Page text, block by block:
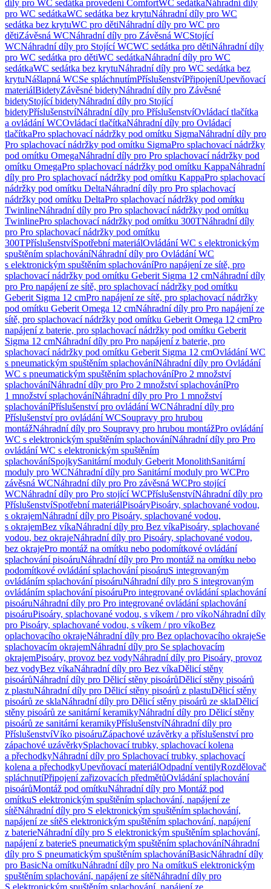
díly pro WC sedátka provedení ComfortWC sedátkaNáhradní díly
pro WC sedátkaWC sedátka bez krytuNáhradní díly pro WC
sedátka bez krytuWC pro dětiNáhradní díly pro WC pro
dětiZávěsná WCNáhradní díly pro Závěsná WCStojící
WCNáhradní díly pro Stojící WCWC sedátka pro dětiNáhradní díly
pro WC sedátka pro dětiWC sedátkaNáhradní díly pro WC
sedátkaWC sedátka bez krytuNáhradní díly pro WC sedátka bez
krytuNášlapná WCSe spláchnutímPříslušenstvíPřipojeníUpevňovací
materiálBidetyZávěsné bidetyNáhradní díly pro Závěsné
bidetyStojící bidetyNáhradní díly pro Stojící
bidetyPříslušenstvíNáhradní díly pro PříslušenstvíOvládací tlačítka
a ovládání WCOvládací tlačítkaNáhradní díly pro Ovládací
tlačítkaPro splachovací nádržky pod omítku SigmaNáhradní díly pro
Pro splachovací nádržky pod omítku SigmaPro splachovací nádržky
pod omítku OmegaNáhradní díly pro Pro splachovací nádržky pod
omítku OmegaPro splachovací nádržky pod omítku KappaNáhradní
díly pro Pro splachovací nádržky pod omítku KappaPro splachovací
nádržky pod omítku DeltaNáhradní díly pro Pro splachovací
nádržky pod omítku DeltaPro splachovací nádržky pod omítku
TwinlineNáhradní díly pro Pro splachovací nádržky pod omítku
TwinlinePro splachovací nádržky pod omítku 300TNáhradní díly
pro Pro splachovací nádržky pod omítku
300TPříslušenstvíSpotřební materiálOvládání WC s elektronickým
spuštěním splachováníNáhradní díly pro Ovládání WC
s elektronickým spuštěním splachováníPro napájení ze sítě, pro
splachovací nádržky pod omítku Geberit Sigma 12 cmNáhradní díly
pro Pro napájení ze sítě, pro splachovací nádržky pod omítku
Geberit Sigma 12 cmPro napájení ze sítě, pro splachovací nádržky
pod omítku Geberit Omega 12 cmNáhradní díly pro Pro napájení ze
sítě, pro splachovací nádržky pod omítku Geberit Omega 12 cmPro
napájení z baterie, pro splachovací nádržky pod omítku Geberit
Sigma 12 cmNáhradní díly pro Pro napájení z baterie, pro
splachovací nádržky pod omítku Geberit Sigma 12 cmOvládání WC
s pneumatickým spuštěním splachováníNáhradní díly pro Ovládání
WC s pneumatickým spuštěním splachováníPro 2 množství
splachováníNáhradní díly pro Pro 2 množství splachováníPro
1 množství splachováníNáhradní díly pro Pro 1 množství
splachováníPříslušenství pro ovládání WCNáhradní díly pro
Příslušenství pro ovládání WCSoupravy pro hrubou
montážNáhradní díly pro Soupravy pro hrubou montážPro ovládání
WC s elektronickým spuštěním splachováníNáhradní díly pro Pro
ovládání WC s elektronickým spuštěním
splachováníSpojkySanitární moduly Geberit MonolithSanitární
moduly pro WCNáhradní díly pro Sanitární moduly pro WCPro
závěsná WCNáhradní díly pro Pro závěsná WCPro stojící
WCNáhradní díly pro Pro stojící WCPříslušenstvíNáhradní díly pro
PříslušenstvíSpotřební materiálPisoáryPisoáry, splachované vodou,
s okrajemNáhradní díly pro Pisoáry, splachované vodou,
s okrajemBez víkaNáhradní díly pro Bez víkaPisoáry, splachované
vodou, bez okrajeNáhradní díly pro Pisoáry, splachované vodou,
bez okrajePro montáž na omítku nebo podomítkové ovládání
splachování pisoáruNáhradní díly pro Pro montáž na omítku nebo
podomítkové ovládání splachování pisoáruS integrovaným
ovládáním splachování pisoáruNáhradní díly pro S integrovaným
ovládáním splachování pisoáruPro integrované ovládání splachování
pisoáruNáhradní díly pro Pro integrované ovládání splachování
pisoáruPisoáry, splachované vodou, s víkem / pro víkoNáhradní díly
pro Pisoáry, splachované vodou, s víkem / pro víkoBez
oplachovacího okrajeNáhradní díly pro Bez oplachovacího okrajeSe
splachovacím okrajemNáhradní díly pro Se splachovacím
okrajemPisoáry, provoz bez vodyNáhradní díly pro Pisoáry, provoz
bez vodyBez víkaNáhradní díly pro Bez víkaDělicí stěny
pisoárůNáhradní díly pro Dělicí stěny pisoárůDělicí stěny pisoárů
z plastuNáhradní díly pro Dělicí stěny pisoárů z plastuDělicí stěny
pisoárů ze sklaNáhradní díly pro Dělicí stěny pisoárů ze sklaDělicí
stěny pisoárů ze sanitární keramikyNáhradní díly pro Dělicí stěny
pisoárů ze sanitární keramikyPříslušenstvíNáhradní díly pro
PříslušenstvíVíko pisoáruZápachové uzávěrky a příslušenství pro
zápachové uzávěrkySplachovací trubky, splachovací kolena
a přechodkyNáhradní díly pro Splachovací trubky, splachovací
kolena a přechodkyUpevňovací materiálOdpadní ventilyRozdělovač
spláchnutíPřipojení zařizovacích předmětůOvládání splachování
pisoárůMontáž pod omítkuNáhradní díly pro Montáž pod
omítkuS elektronickým spuštěním splachování, napájení ze
sítěNáhradní díly pro S elektronickým spuštěním splachování,
napájení ze sítěS elektronickým spuštěním splachování, napájení
z baterieNáhradní díly pro S elektronickým spuštěním splachování,
napájení z baterieS pneumatickým spuštěním splachováníNáhradní
díly pro S pneumatickým spuštěním splachováníBasicNáhradní díly
pro BasicNa omítkuNáhradní díly pro Na omítkuS elektronickým
spuštěním splachování, napájení ze sítěNáhradní díly pro
S elektronickým spuštěním splachování, napájení ze